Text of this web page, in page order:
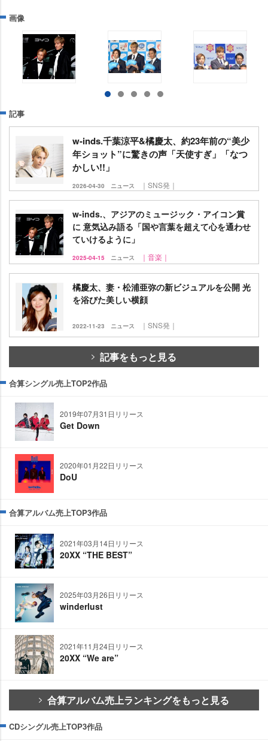
画像
記事
w-inds.千葉涼平&橘慶太、約23年前の“美少
年ショット”に驚きの声「天使すぎ」「なつ
かしい!!」
2026-04-30 ニュース ｜SNS発｜
w-inds.、アジアのミュージック・アイコン賞
に 意気込み語る「国や言葉を超えて心を通わせ
ていけるように」
2025-04-15 ニュース ｜音楽｜
橘慶太、妻・松浦亜弥の新ビジュアルを公開 光
を浴びた美しい横顔
2022-11-23 ニュース ｜SNS発｜
記事をもっと見る
合算シングル売上TOP2作品
2019年07月31日リリース
Get Down
2020年01月22日リリース
DoU
合算アルバム売上TOP3作品
2021年03月14日リリース
20XX “THE BEST”
2025年03月26日リリース
winderlust
2021年11月24日リリース
20XX “We are”
合算アルバム売上ランキングをもっと見る
CDシングル売上TOP3作品